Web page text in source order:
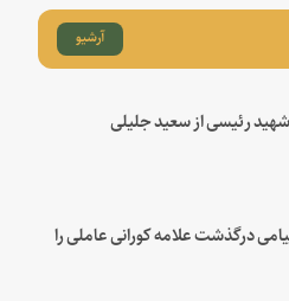
آرشیو
رئیسی از سعید جلیلی
درگذشت علامه کورانی عاملی را